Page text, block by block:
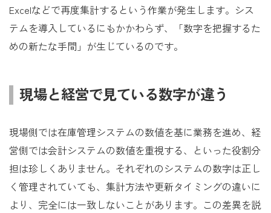
Excelなどで再度集計するという作業が発生します。シス
テムを導入しているにもかかわらず、「数字を把握するた
めの新たな手間」が生じているのです。
現場と経営で見ている数字が違う
現場側では在庫管理システムの数値を基に業務を進め、経
営側では会計システムの数値を重視する、といった役割分
担は珍しくありません。それぞれのシステムの数字は正し
く管理されていても、集計方法や更新タイミングの違いに
より、完全には一致しないことがあります。この差異を説